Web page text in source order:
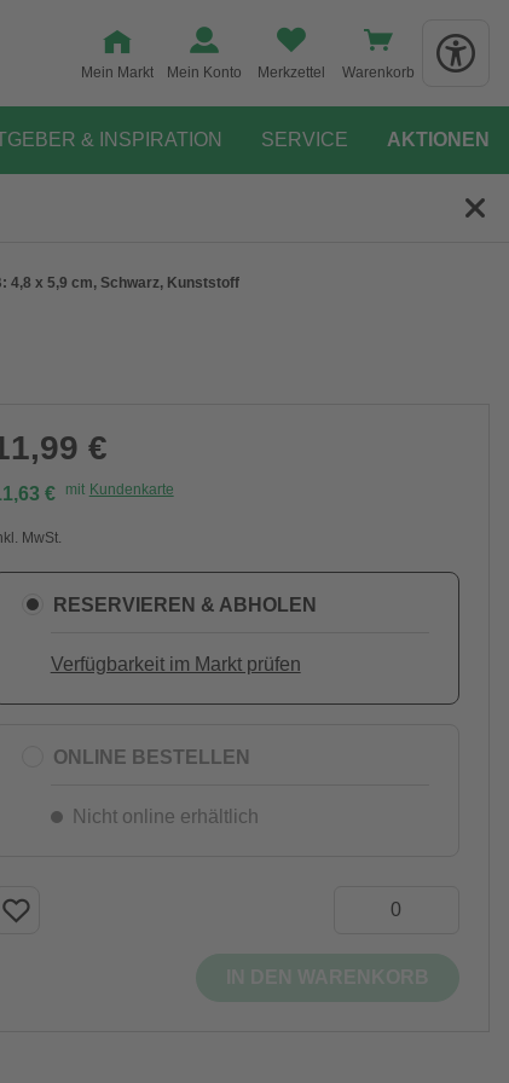
Mein Markt Mein Konto Merkzettel Warenkorb
& INSPIRATION SERVICE AKTIONEN
4,8 x 5,9 cm, Schwarz, Kunststoff
€
€ mit Kundenkarte
MwSt.
RESERVIEREN & ABHOLEN
Verfügbarkeit im Markt prüfen
ONLINE BESTELLEN
Nicht online erhältlich